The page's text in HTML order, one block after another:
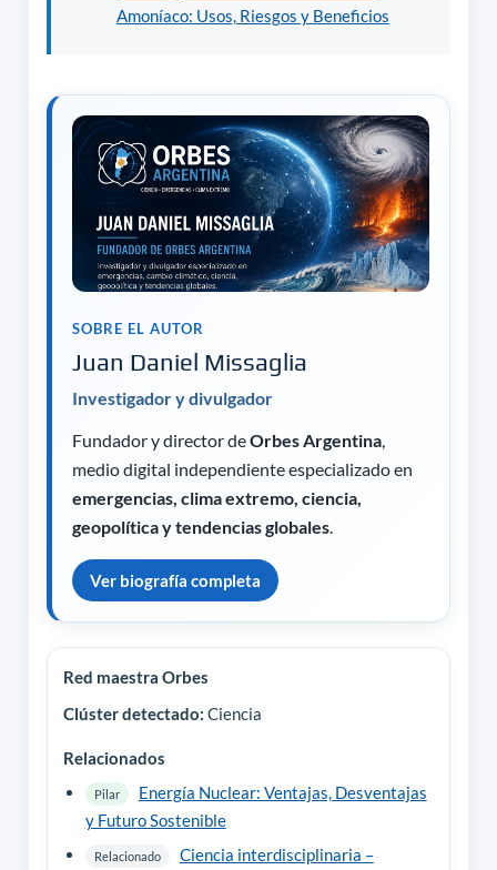
Amoníaco: Usos, Riesgos y Beneficios
SOBRE EL AUTOR
Juan Daniel Missaglia
Investigador y divulgador
Fundador y director deOrbes Argentina,
medio digital independiente especializado en
emergencias, clima extremo, ciencia,
geopolítica y tendencias globales.
Ver biografía completa
Red maestra Orbes
Clúster detectado: Ciencia
Relacionados
Pilar
Energía Nuclear: Ventajas, Desventajas
y Futuro Sostenible
Relacionado
Ciencia interdisciplinaria –